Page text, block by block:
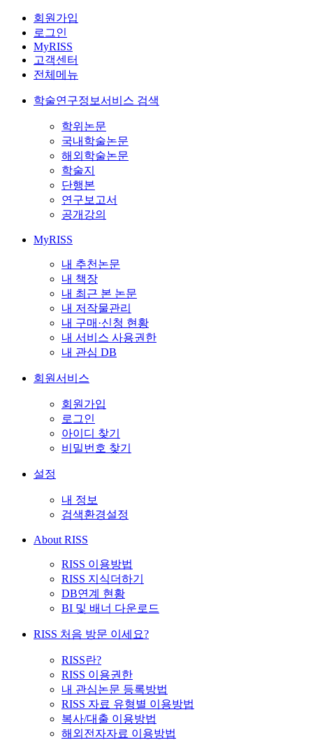
회원가입
로그인
MyRISS
고객센터
전체메뉴
학술연구정보서비스 검색
학위논문
국내학술논문
해외학술논문
학술지
단행본
연구보고서
공개강의
MyRISS
내 추천논문
내 책장
내 최근 본 논문
내 저작물관리
내 구매·신청 현황
내 서비스 사용권한
내 관심 DB
회원서비스
회원가입
로그인
아이디 찾기
비밀번호 찾기
설정
내 정보
검색환경설정
About RISS
RISS 이용방법
RISS 지식더하기
DB연계 현황
BI 및 배너 다운로드
RISS 처음 방문 이세요?
RISS란?
RISS 이용권한
내 관심논문 등록방법
RISS 자료 유형별 이용방법
복사/대출 이용방법
해외전자자료 이용방법